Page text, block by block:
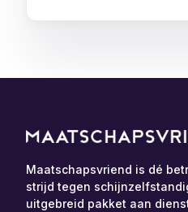
Maatschapsvriend is dé
strijd tegen
uitgebreid pakket aan